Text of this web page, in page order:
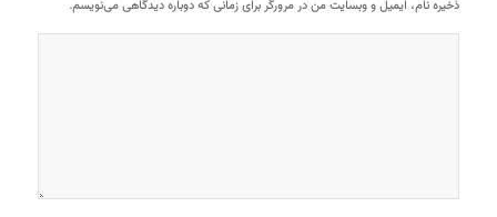
ذخیره نام، ایمیل و وبسایت من در مرورگر برای زمانی که دوباره دیدگاهی می‌نویسم.